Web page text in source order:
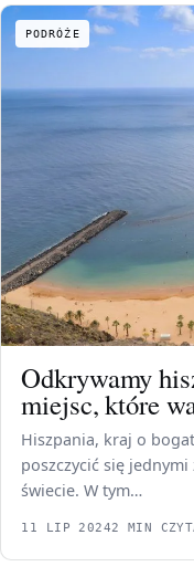
PODRÓŻE
Odkrywamy
miejsc, które
Hiszpania, kraj o
poszczycić się
świecie. W tym…
11 LIP 20242 MIN